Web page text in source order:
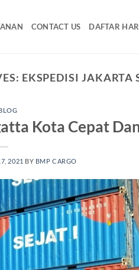
CONTACT US DAFTAR
EKSPEDISI JAKARTA
Kota Cepat
2021 BY BMP CARGO